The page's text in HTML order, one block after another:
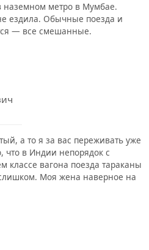
наземном метро в Мумбае.
ездила. Обычные поезда и
— все смешанные.
а то я за вас переживать уже
что в Индии непорядок с
классе вагона поезда тараканы
Моя жена наверное на